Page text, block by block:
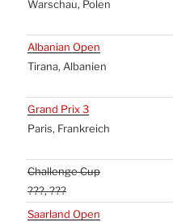
War­schau, Polen
Alba­ni­an Open
Tira­na, Alba­ni­en
Grand Prix 3
Paris, Frank­reich
Chal­len­ge Cup
???, ???
Saar­land Open